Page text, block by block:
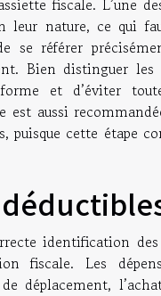
leur nature, ce qui
se référer
Bien distinguer
et d’éviter
est aussi
puisque cette étape
identification
fiscale. Les
déplacement,